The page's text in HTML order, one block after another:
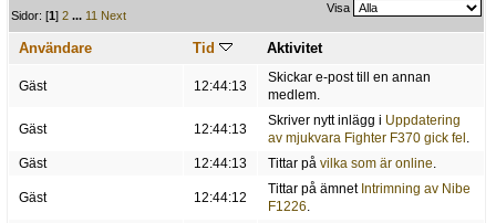
Sidor: [1]2 ... 11 Next
Visa
Användare Tid Aktivitet
Gäst 12:44:13
Skickar e-post till en annan
medlem.
Gäst 12:44:13
Skriver nytt inlägg i Uppdatering
av mjukvara Fighter F370 gick fel .
Gäst
12:44:13 Tittar på vilka som är online.
Gäst 12:44:12
Tittar på ämnet Intrimning av Nibe
F1226.